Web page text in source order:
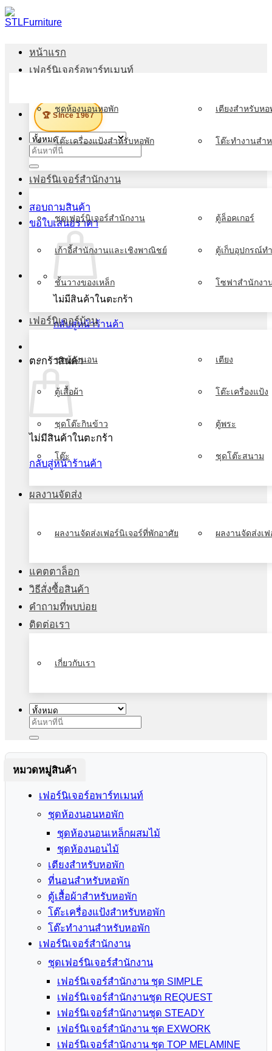
ข้าม
ไป
เนื้อหา
🏆 Since 1967
ค้นหา:
สอบถามสินค้า
ขอใบเสนอราคา
ไม่มีสินค้าในตะกร้า
กลับสู่หน้าร้านค้า
ตะกร้าสินค้า
ไม่มีสินค้าในตะกร้า
กลับสู่หน้าร้านค้า
หน้าแรก
เฟอร์นิเจอร์อพาร์ทเมนท์
ชุดห้องนอนหอพัก เตียงสำหรับหอ
โต๊ะเครื่องแป้งสำหรับหอพัก โต๊ะทำงานสำ
เฟอร์นิเจอร์สำนักงาน
ชุดเฟอร์นิเจอร์สำนักงาน ตู้ล็อคเกอร์
เก้าอี้สำนักงานและเชิงพาณิชย์ ตู้เก็บอุปกรณ์ท
ชั้นวางของเหล็ก โซฟาสำนักงา
เฟอร์นิเจอร์บ้าน
ชุดห้องนอน เตียง
ตู้เสื้อผ้า โต๊ะเครื่องแป้ง
ชุดโต๊ะกินข้าว ตู้พระ
โต๊ะ ชุดโต๊ะสนาม
ผลงานจัดส่ง
ผลงานจัดส่งเฟอร์นิเจอร์ที่พักอาศัย ผลงานจัดส่งเ
แคตตาล็อก
วิธีสั่งซื้อสินค้า
คำถามที่พบบ่อย
ติดต่อเรา
เกี่ยวกับเรา
ค้นหา:
หมวดหมู่สินค้า
เฟอร์นิเจอร์อพาร์ทเมนท์
ชุดห้องนอนหอพัก
ชุดห้องนอนเหล็กผสมไม้
ชุดห้องนอนไม้
เตียงสำหรับหอพัก
ที่นอนสำหรับหอพัก
ตู้เสื้อผ้าสำหรับหอพัก
โต๊ะเครื่องแป้งสำหรับหอพัก
โต๊ะทำงานสำหรับหอพัก
เฟอร์นิเจอร์สำนักงาน
ชุดเฟอร์นิเจอร์สำนักงาน
เฟอร์นิเจอร์สำนักงาน ชุด SIMPLE
เฟอร์นิเจอร์สำนักงานชุด REQUEST
เฟอร์นิเจอร์สำนักงานชุด STEADY
เฟอร์นิเจอร์สำนักงาน ชุด EXWORK
เฟอร์นิเจอร์สำนักงาน ชุด TOP MELAMINE